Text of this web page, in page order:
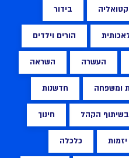
בידור
הורים וילדים
העשרה השראה
ומשפחה חדשנות
בשיתוף הקהל חינוך
יזמות כלכלה